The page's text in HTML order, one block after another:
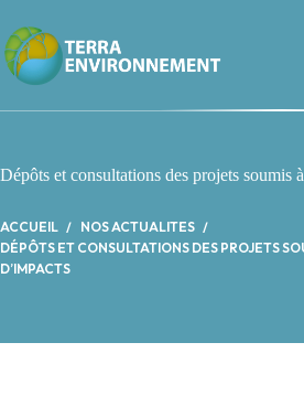
au
contenu
Dépôts et consultations des projets soumis
ACCUEIL
NOS ACTUALITES
DÉPÔTS ET CONSULTATIONS DES PROJETS
D’IMPACTS